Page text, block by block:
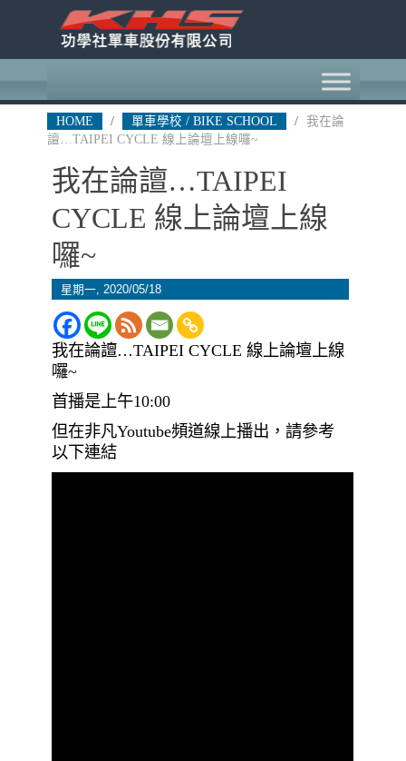
HOME / 單車學校 / BIKE SCHOOL /
我在論
譠…TAIPEI CYCLE 線上論壇上線囉~
我在論譠…TAIPEI
CYCLE 線上論壇上線
囉~
星期一, 2020/05/18
我在論譠…TAIPEI CYCLE 線上論壇上線
囉~
首播是上午10:00
但在非凡Youtube頻道線上播出，請參考
以下連結